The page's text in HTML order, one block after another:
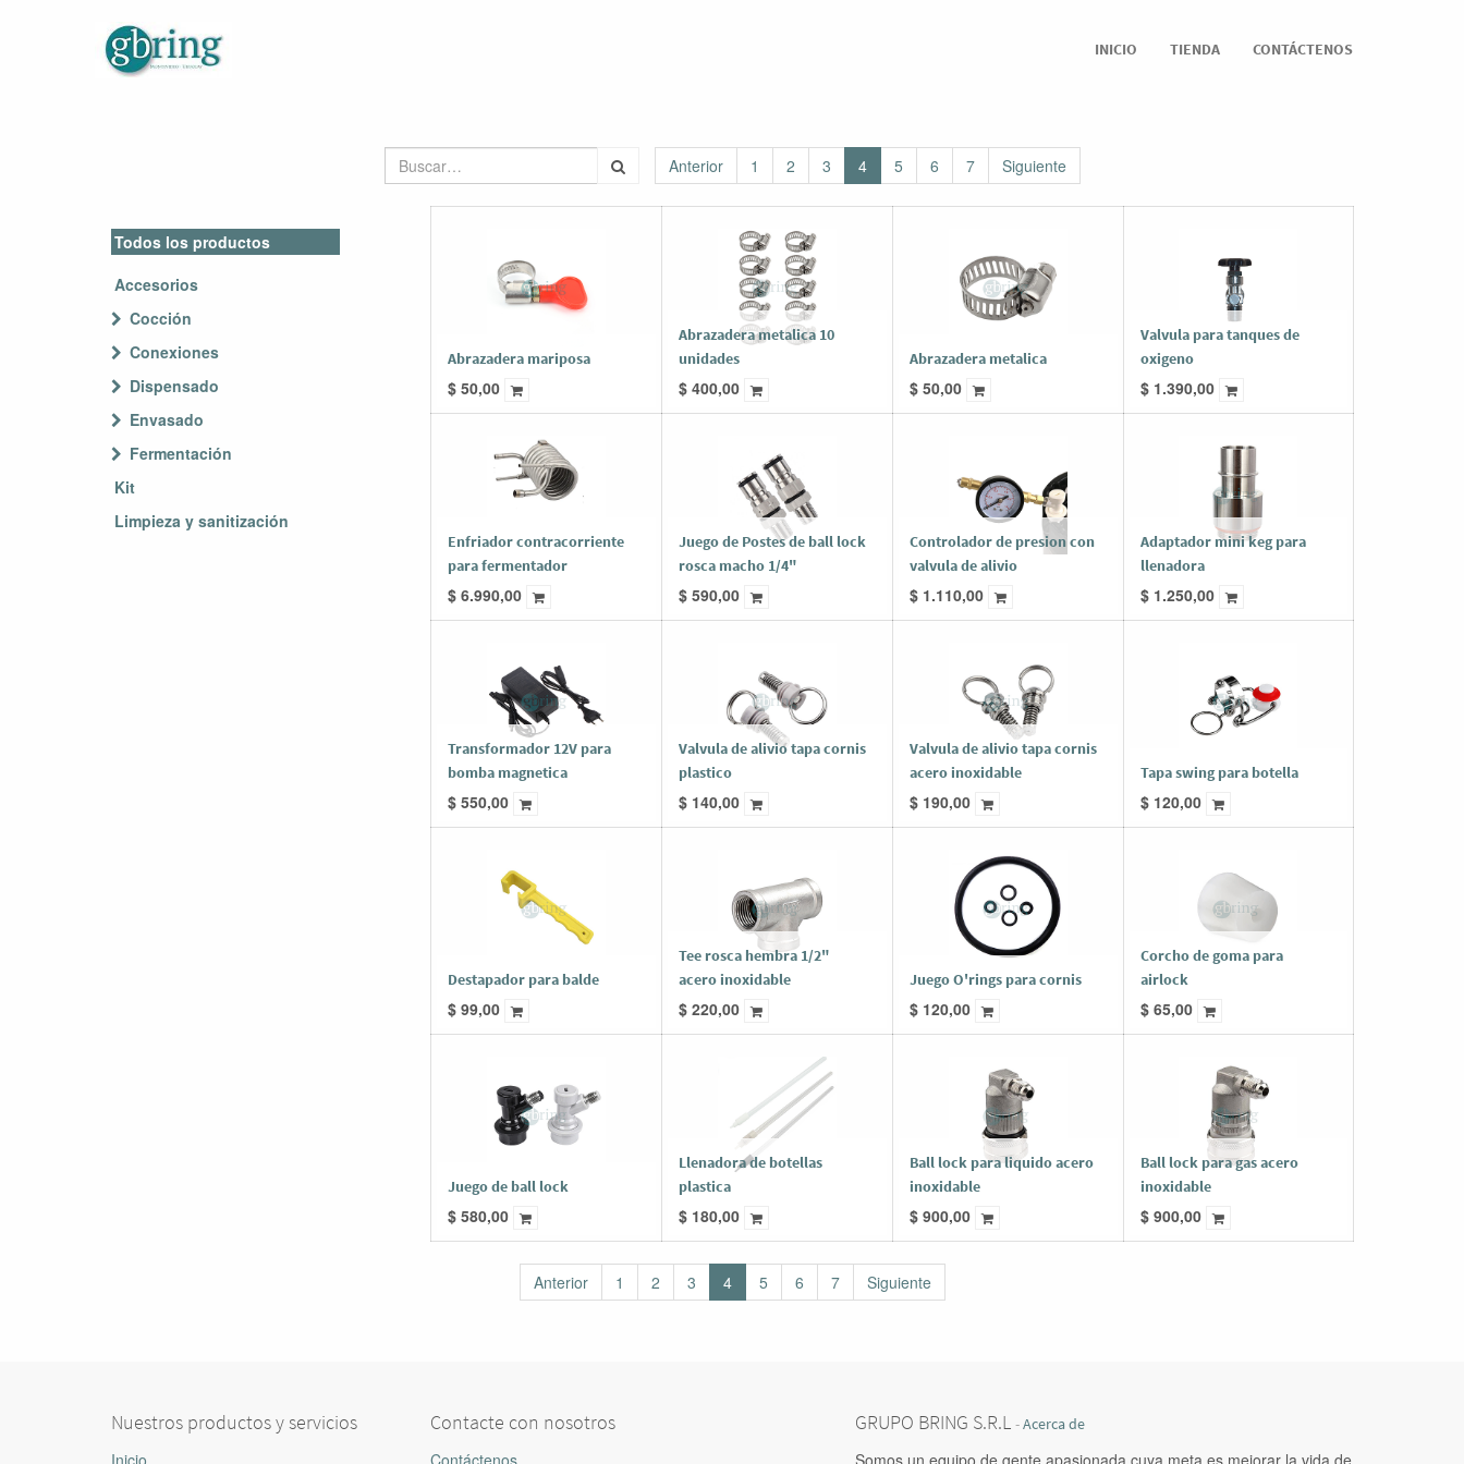
INICIO TIENDA CONTÁCTENOS
Anterior 1 2 3 4 5 6 7 Siguiente
Todos los productos
Accesorios
Cocción
Conexiones
Dispensado
Envasado
Fermentación
Kit
Limpieza y sanitización
Abrazadera mariposa
$ 50,00
Abrazadera metalica 10
unidades
$ 400,00
Abrazadera metalica
$ 50,00
Valvula para tanques de
oxigeno
$ 1.390,00
Enfriador contracorriente
para fermentador
$ 6.990,00
Juego de Postes de ball lock
rosca macho 1/4"
$ 590,00
Controlador de presion con
valvula de alivio
$ 1.110,00
Adaptador mini keg para
llenadora
$ 1.250,00
Transformador 12V para
bomba magnetica
$ 550,00
Valvula de alivio tapa cornis
plastico
$ 140,00
Valvula de alivio tapa cornis
acero inoxidable
$ 190,00
Tapa swing para botella
$ 120,00
Destapador para balde
$ 99,00
Tee rosca hembra 1/2"
acero inoxidable
$ 220,00
Juego O'rings para cornis
$ 120,00
Corcho de goma para
airlock
$ 65,00
Juego de ball lock
$ 580,00
Llenadora de botellas
plastica
$ 180,00
Ball lock para liquido acero
inoxidable
$ 900,00
Ball lock para gas acero
inoxidable
$ 900,00
Anterior 1 2 3 4 5 6 7 Siguiente
Nuestros productos y servicios
Inicio
Contacte con nosotros
Contáctenos
GRUPO BRING S.R.L -Acerca de
Somos un equipo de gente apasionada cuya meta es mejorar la vida de